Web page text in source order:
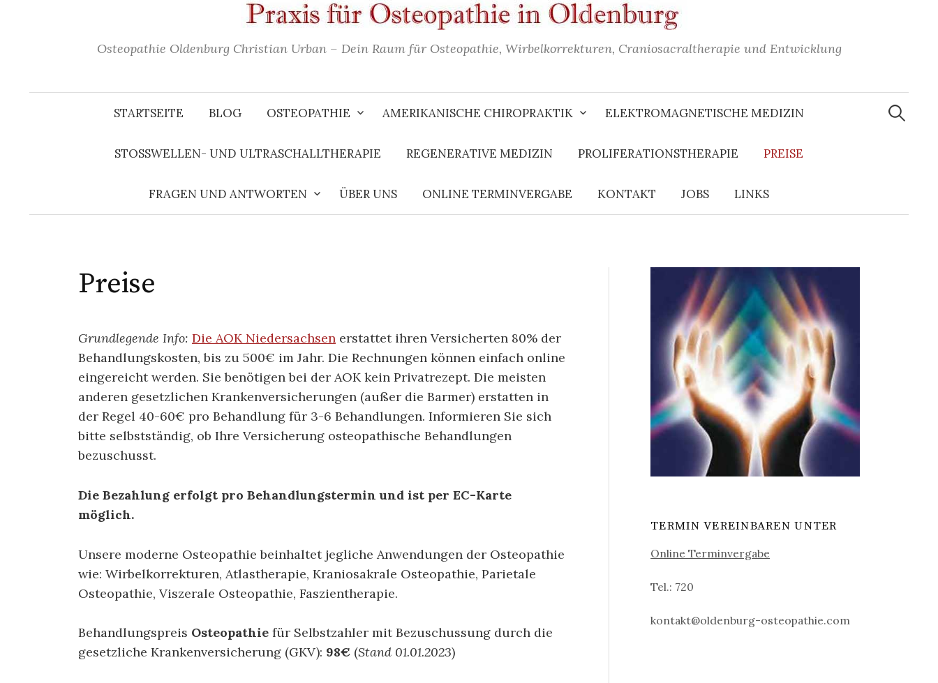
Osteopathie Oldenburg Christian Urban – Dein Raum für Osteopathie, Wirbelkorrekturen, Craniosacraltherapie und Entwicklung
STARTSEITE BLOG OSTEOPATHIE AMERIKANISCHE CHIROPRAKTIK ELEKTROMAGNETISCHE MEDIZIN
STOSSWELLEN- UND ULTRASCHALLTHERAPIE REGENERATIVE MEDIZIN PROLIFERATIONSTHERAPIE PREISE
FRAGEN UND ANTWORTEN ÜBER UNS ONLINE TERMINVERGABE KONTAKT JOBS LINKS
Suchen
nach:
Preise
Grundlegende Info: Die AOK Niedersachsen erstattet ihren Versicherten 80% der
Behandlungskosten, bis zu 500€ im Jahr. Die Rechnungen können einfach online
eingereicht werden. Sie benötigen bei der AOK kein Privatrezept. Die meisten
anderen gesetzlichen Krankenversicherungen (außer die Barmer) erstatten in
der Regel 40-60€ pro Behandlung für 3-6 Behandlungen. Informieren Sie sich
bitte selbstständig, ob Ihre Versicherung osteopathische Behandlungen
bezuschusst.
Die Bezahlung erfolgt pro Behandlungstermin und ist per EC-Karte
möglich.
Unsere moderne Osteopathie beinhaltet jegliche Anwendungen der Osteopathie
wie: Wirbelkorrekturen, Atlastherapie, Kraniosakrale Osteopathie, Parietale
Osteopathie, Viszerale Osteopathie, Faszientherapie.
Behandlungspreis Osteopathie für Selbstzahler mit Bezuschussung durch die
gesetzliche Krankenversicherung (GKV): 98€ (Stand 01.01.2023)
TERMIN VEREINBAREN UNTER
Online Terminvergabe
Tel.: 720
kontakt@oldenburg-osteopathie.com